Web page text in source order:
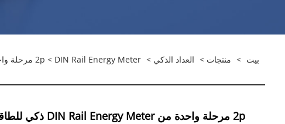
بيت > منتجات > العداد الذكي >
DIN Rail Energy Meter > 2p مرحلة واحدة من DIN Rail Energy Meter ذكي للطاقة المتجددة
2p مرحلة واحدة من DIN Rail Energy Meter ذكي للطاقة المتجددة